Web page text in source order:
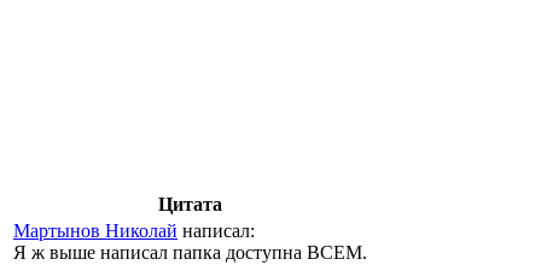
Цитата
Мартынов Николай написал:
Я ж выше написал папка доступна ВСЕМ.